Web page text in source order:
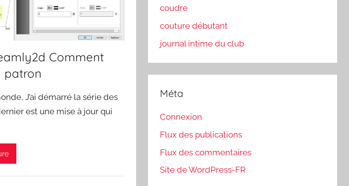
Comment
patron
J’ai démarré la série des
est une mise à jour qui
coudre
couture débutant
journal intime du club
Méta
Connexion
Flux des publications
Flux des commentaires
Site de WordPress-FR